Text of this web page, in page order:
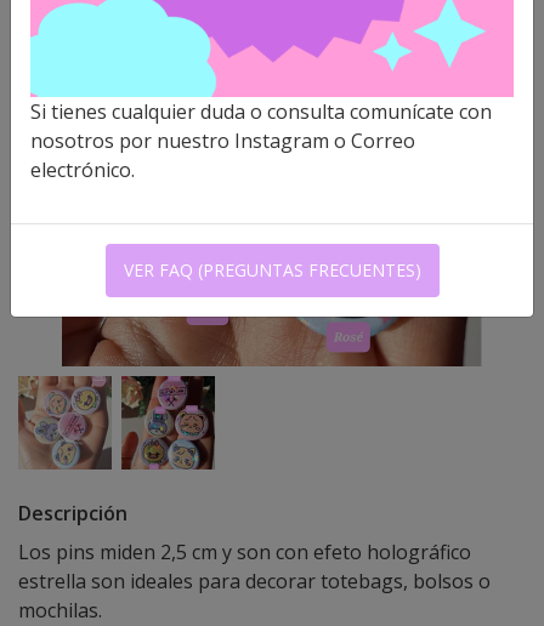
Descripción
Los pins miden 2,5 cm y son con efeto holográfico
estrella son ideales para decorar totebags, bolsos o
mochilas.
Si tienes cualquier duda o consulta comunícate con
nosotros por nuestro Instagram o Correo
electrónico.
VER FAQ (PREGUNTAS FRECUENTES)